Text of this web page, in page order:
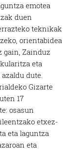
emotea
duen
teknikak
orientabidea
gain, Zainduz
eta
dute.
Gizarte
17
osasun
etxez-
eta laguntza
eta